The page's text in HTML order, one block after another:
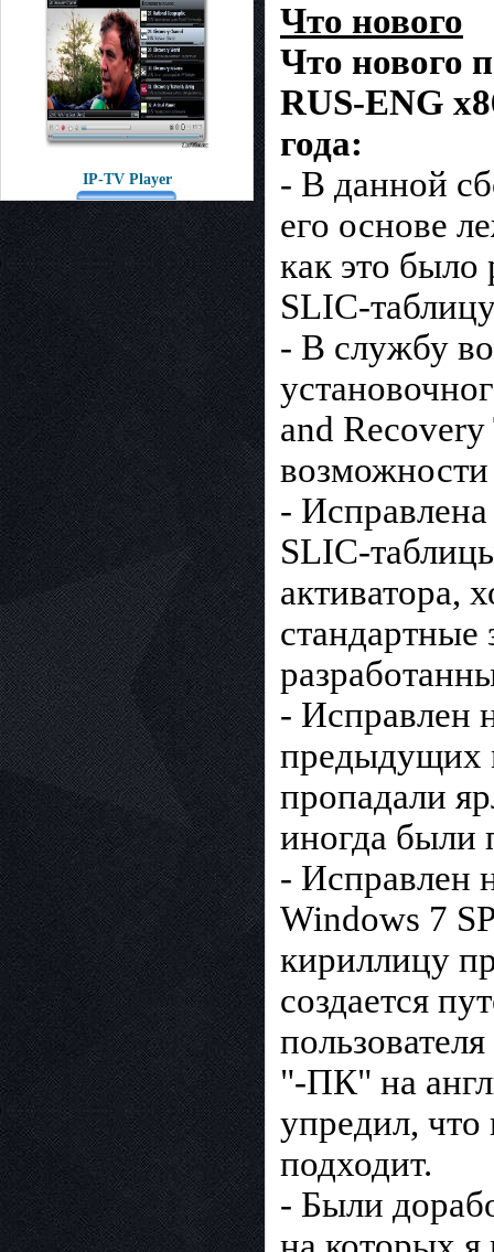
IP-TV Player
Что нового
Что нового
RUS-ENG
года:
- В данной
его основе
как это
SLIC-
- В службу
and
-
SLIC-
активатора,
стандартные
- Исправлен
предыдущих
пропадали
иногда были
- Исправлен
Windows 7
кириллицу
создается
"-ПК" на
упредил,
подходит.
- Были